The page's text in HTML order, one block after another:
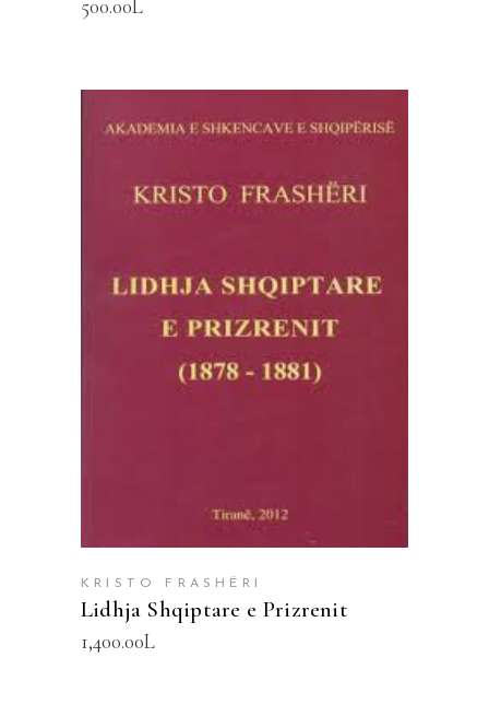
500.00L
SHTOJE NË SHPORTË
KRISTO FRASHËRI
Lidhja Shqiptare e Prizrenit
1,400.00L